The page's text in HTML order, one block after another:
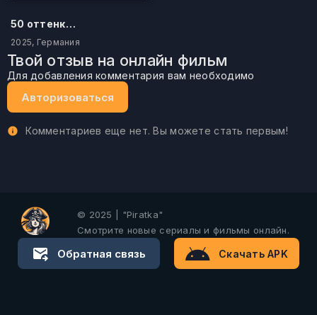
50 оттенков бестселлера
2025, Германия
Твой отзыв на онлайн фильм
Для добавления комментария вам необходимо
Авторизоваться
Комментариев еще нет. Вы можете стать первым!
© 2025 | "Piratka"
Смотрите новые сериалы и фильмы онлайн.
Обратная связь Скачать APK